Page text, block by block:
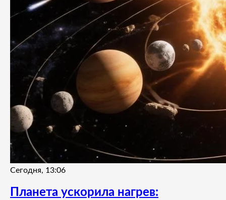
Сегодня, 13:06
Планета ускорила нагрев: